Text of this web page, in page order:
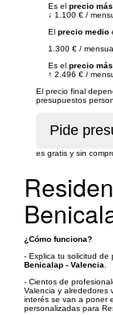
Es el precio
↓ 1.100 € /
El precio medio
1.300 € /
Es el precio
↑ 2.496 € /
El precio final
presupuestos
es gratis y sin
¿Cómo funciona?
- Explica tu solicitud de
Benicalap - Valencia
- Cientos de
Valencia y alrededores
interés se van a poner
personalizadas para